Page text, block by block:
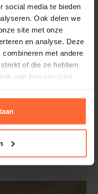
social media te bieden
Ook delen we
site met onze
en analyse. Deze
met andere
of die ze hebben
van hun services.